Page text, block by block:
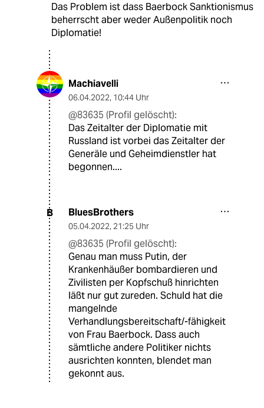
Das Problem ist dass Baerbock Sanktionismus
beherrscht aber weder Außenpolitik noch
Diplomatie!
Machiavelli
06.04.2022, 10:44 Uhr
@83635 (Profil gelöscht):
Das Zeitalter der Diplomatie mit
Russland ist vorbei das Zeitalter der
Generäle und Geheimdienstler hat
begonnen....
B BluesBrothers
05.04.2022, 21:25 Uhr
@83635 (Profil gelöscht):
Genau man muss Putin, der
Krankenhäußer bombardieren und
Zivilisten per Kopfschuß hinrichten
läßt nur gut zureden. Schuld hat die
mangelnde
Verhandlungsbereitschaft/-fähigkeit
von Frau Baerbock. Dass auch
sämtliche andere Politiker nichts
ausrichten konnten, blendet man
gekonnt aus.